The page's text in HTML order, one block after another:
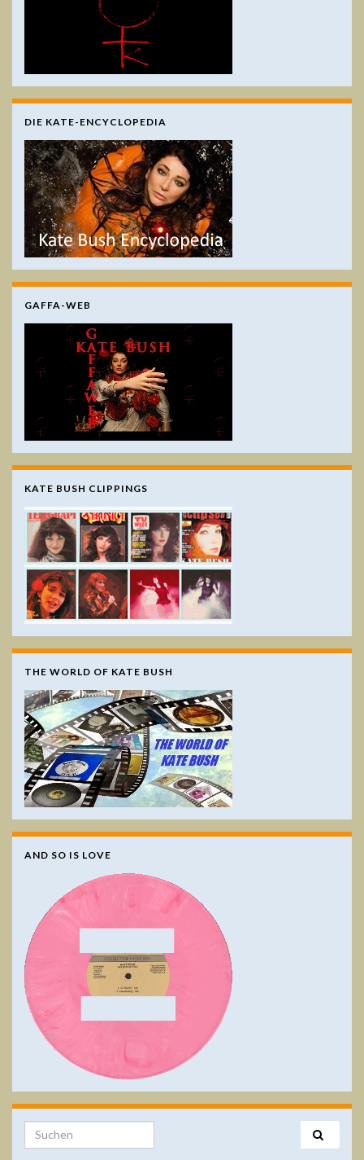
DIE KATE-ENCYCLOPEDIA
GAFFA-WEB
KATE BUSH CLIPPINGS
THE WORLD OF KATE BUSH
AND SO IS LOVE
Search for: